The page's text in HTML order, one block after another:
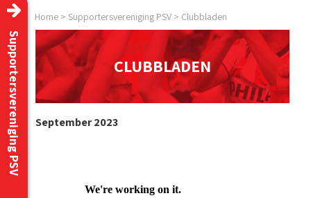
Home > Supportersvereniging PSV > Clubbladen
Supportersvereniging PSV CLUBBLADEN
September 2023